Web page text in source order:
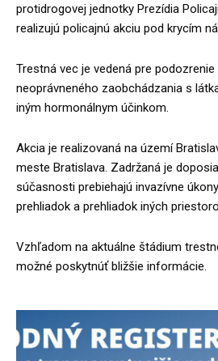
protidrogovej jednotky Prezídia
realizujú policajnú akciu pod krycím
Trestná vec je vedená pre
neoprávneného zaobchádzania s
iným hormonálnym účinkom.
Akcia je realizovaná na území
meste Bratislava. Zadržaná je
súčasnosti prebiehajú invazívne
prehliadok a prehliadok iných
Vzhľadom na aktuálne štádium
možné poskytnúť bližšie informácie.